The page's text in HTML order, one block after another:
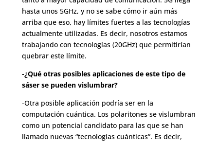
hasta unos 5GHz, y no se sabe cómo ir aún más
arriba que eso, hay límites fuertes a las tecnologías
actualmente utilizadas. Es decir, nosotros estamos
trabajando con tecnologías (20GHz) que permitirían
quebrar este límite.
-¿Qué otras posibles aplicaciones de este tipo de
sáser se pueden vislumbrar?
-Otra posible aplicación podría ser en la
computación cuántica. Los polaritones se vislumbran
como un potencial candidato para las que se han
llamado nuevas “tecnologías cuánticas”. Es decir,